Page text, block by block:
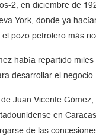
2, en diciembre de
York, donde ya
pozo petrolero más
había repartido
desarrollar el negocio.
Juan Vicente
en
de las